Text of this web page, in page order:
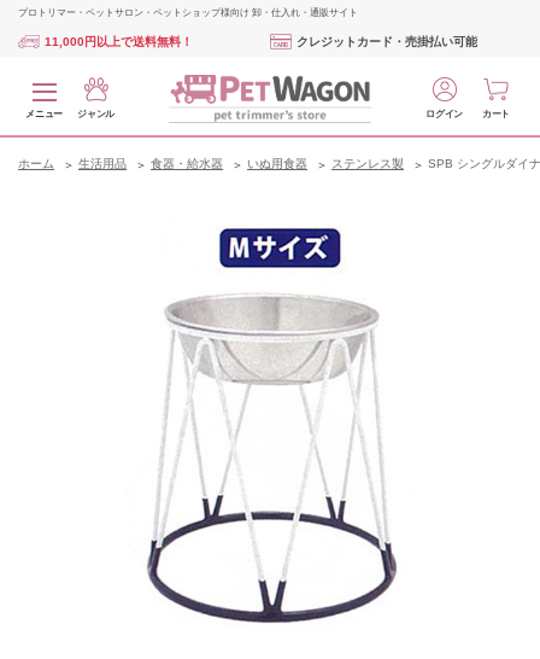
プロトリマー・ペットサロン・ペットショップ様向け 卸・仕入れ・通販サイト
11,000円以上で送料無料！ クレジットカード・売掛払い可能
メニュー ジャンル ログイン カート
ホーム 生活用品 食器・給水器 いぬ用食器 ステンレス製 SPB シングルダイ